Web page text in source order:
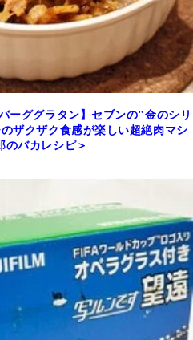
ーググラタン】セブンの"金のシリ
ザクザク食感が楽しい超絶肉マシ
のバカレシピ＞